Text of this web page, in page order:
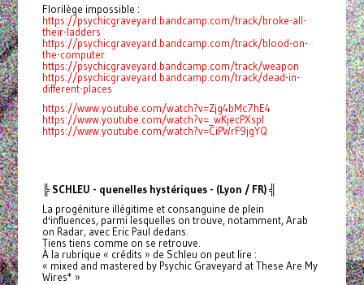
Florilège impossible :
https://psychicgraveyard.bandcamp.com/track/broke-all-
their-ladders
https://psychicgraveyard.bandcamp.com/track/blood-on-
the-computer
https://psychicgraveyard.bandcamp.com/track/weapon
https://psychicgraveyard.bandcamp.com/track/dead-in-
different-places
https://www.youtube.com/watch?v=Zjg4bMc7hE4
https://www.youtube.com/watch?v=_wKjecPXspI
https://www.youtube.com/watch?v=CiPWrF9jgYQ
╠ SCHLEU - quenelles hystériques - (Lyon / FR) ╣
La progéniture illégitime et consanguine de plein
d'influences, parmi lesquelles on trouve, notamment, Arab
on Radar, avec Eric Paul dedans.
Tiens tiens comme on se retrouve.
À la rubrique « crédits » de Schleu on peut lire :
« mixed and mastered by Psychic Graveyard at These Are My
Wires* »